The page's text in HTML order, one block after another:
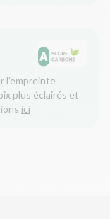
l’empreinte
plus éclairés et
ici